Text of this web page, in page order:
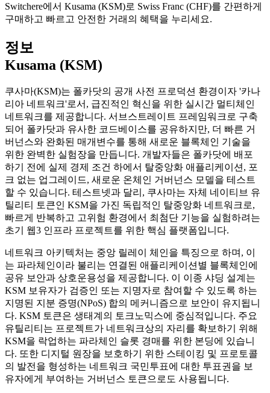
Switchere에서 Kusama (KSM)로 Swiss Franc (CHF)를 간편하게
구매하고 빠르고 안전한 거래의 혜택을 누리세요.
정보
Kusama (KSM)
쿠사마(KSM)는 폴카닷의 공개 사전 프로덕션 환경이자 '카나
리아 네트워크'로서, 급진적인 혁신을 위한 실시간 멀티체인
네트워크를 제공합니다. 서브스트레이트 프레임워크로 구축
되어 폴카닷과 유사한 코드베이스를 공유하지만, 더 빠른 거
버넌스와 완화된 매개변수를 통해 새로운 블록체인 기술을
위한 완벽한 실험장을 만듭니다. 개발자들은 폴카닷에 배포
하기 전에 실제 경제 조건 하에서 탈중앙화 애플리케이션, 포
크 없는 업그레이드, 새로운 온체인 거버넌스 모델을 테스트
할 수 있습니다. 테스트넷과 달리, 쿠사마는 자체 네이티브 유
틸리티 토큰인 KSM을 가진 독립적인 탈중앙화 네트워크로,
빠르게 반복하고 고위험 환경에서 최첨단 기능을 실험하려는
초기 웹3 인프라 프로젝트를 위한 핵심 플랫폼입니다.
네트워크 아키텍처는 중앙 릴레이 체인을 특징으로 하며, 이
는 파라체인이라 불리는 연결된 애플리케이션별 블록체인에
공유 보안과 상호운용성을 제공합니다. 이 이종 샤딩 설계는
KSM 보유자가 검증인 또는 지명자로 참여할 수 있도록 하는
지명된 지분 증명(NPoS) 합의 메커니즘으로 보안이 유지됩니
다. KSM 토큰은 생태계의 토크노믹스에 중심적입니다. 주요
유틸리티는 프로젝트가 네트워크상의 자리를 확보하기 위해
KSM을 락업하는 파라체인 슬롯 경매를 위한 본딩에 있습니
다. 또한 디지털 원장을 보호하기 위한 스테이킹 및 프로토콜
의 발전을 형성하는 네트워크 국민투표에 대한 투표권을 보
유자에게 부여하는 거버넌스 토큰으로도 사용됩니다.